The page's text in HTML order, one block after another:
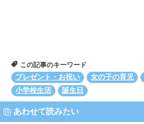
この記事のキーワード
プレゼント・お祝い
女の子の育児
小学校生活
誕生日
あわせて読みたい